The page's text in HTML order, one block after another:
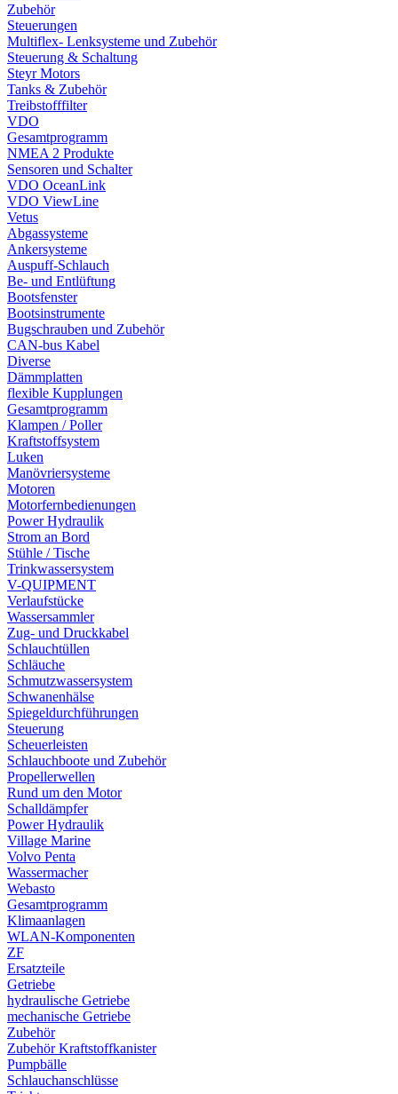
Zubehör
Steuerungen
Multiflex- Lenksysteme und Zubehör
Steuerung & Schaltung
Steyr Motors
Tanks & Zubehör
Treibstofffilter
VDO
Gesamtprogramm
NMEA 2 Produkte
Sensoren und Schalter
VDO OceanLink
VDO ViewLine
Vetus
Abgassysteme
Ankersysteme
Auspuff-Schlauch
Be- und Entlüftung
Bootsfenster
Bootsinstrumente
Bugschrauben und Zubehör
CAN-bus Kabel
Diverse
Dämmplatten
flexible Kupplungen
Gesamtprogramm
Klampen / Poller
Kraftstoffsystem
Luken
Manövriersysteme
Motoren
Motorfernbedienungen
Power Hydraulik
Strom an Bord
Stühle / Tische
Trinkwassersystem
V-QUIPMENT
Verlaufstücke
Wassersammler
Zug- und Druckkabel
Schlauchtüllen
Schläuche
Schmutzwassersystem
Schwanenhälse
Spiegeldurchführungen
Steuerung
Scheuerleisten
Schlauchboote und Zubehör
Propellerwellen
Rund um den Motor
Schalldämpfer
Power Hydraulik
Village Marine
Volvo Penta
Wassermacher
Webasto
Gesamtprogramm
Klimaanlagen
WLAN-Komponenten
ZF
Ersatzteile
Getriebe
hydraulische Getriebe
mechanische Getriebe
Zubehör
Zubehör Kraftstoffkanister
Pumpbälle
Schlauchanschlüsse